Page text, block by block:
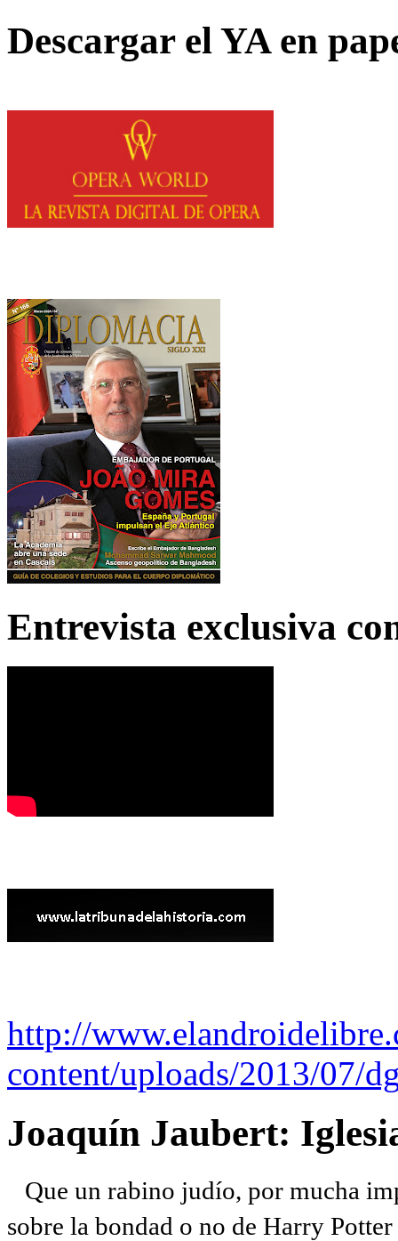
Descargar el YA en
Entrevista exclusiva
http://
content/uploads/2013/07/
Joaquín Jaubert:
Que un rabino judío, por mucha
sobre la bondad o no de Harry